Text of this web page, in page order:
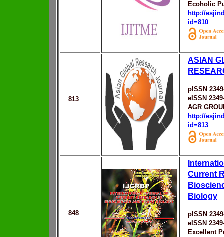
Ecoholic
http://
id=810
813
ASIAN
pISSN
eISSN
AGR
http://
id=813
848
Current
Biology
pISSN
eISSN
Excellent